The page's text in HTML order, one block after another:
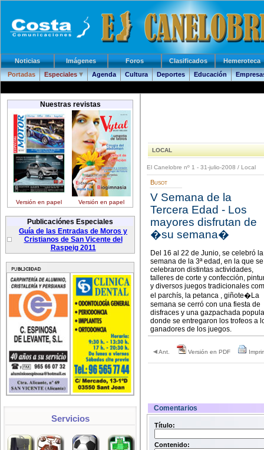
Noticias Imágenes Foros Clasificados
Hemeroteca
Portadas
Especiales Agenda Cultura Deportes Educación
Nuestras revistas
Versión en papel Versión en papel
Publicaciónes Especiales
Guía de las Entradas de Moros y
Cristianos de San Vicente del
Raspeig 2011
Servicios
LOCAL
El Canelobre nº 1 - 31-julio-2008 / Local
Busot
V Semana de la
Tercera Edad - Los
mayores disfrutan de
�su semana�
Del 16 al 22 de Junio, se celebró la
semana de la 3ª edad, en la que se
celebraron distintas actividades,
talleres de corte y confección,
y diversos juegos tradicionales
el parchís, la petanca , giñote�La
semana se cerró con una fiesta de
disfraces y una gazpachada
donde se entregaron los trofeos a
ganadores de los juegos.
Ant. Versión en PDF
Comentarios
Título:
Contenido: